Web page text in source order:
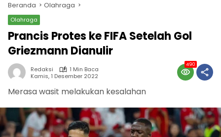
Beranda Olahraga
Olahraga
Prancis Protes ke FIFA Setelah Gol
Griezmann Dianulir
Redaksi
1 Min Baca
Kamis, 1 Desember 2022
490
Merasa wasit melakukan kesalahan